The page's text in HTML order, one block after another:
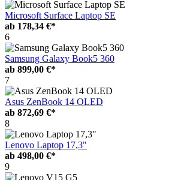
Microsoft Surface Laptop SE
ab 178,34 €*
6
Samsung Galaxy Book5 360
ab 899,00 €*
7
Asus ZenBook 14 OLED
ab 872,69 €*
8
Lenovo Laptop 17,3"
ab 498,00 €*
9